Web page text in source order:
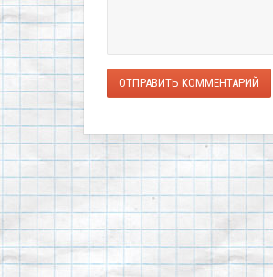
ОТПРАВИТЬ КОММЕНТАРИЙ